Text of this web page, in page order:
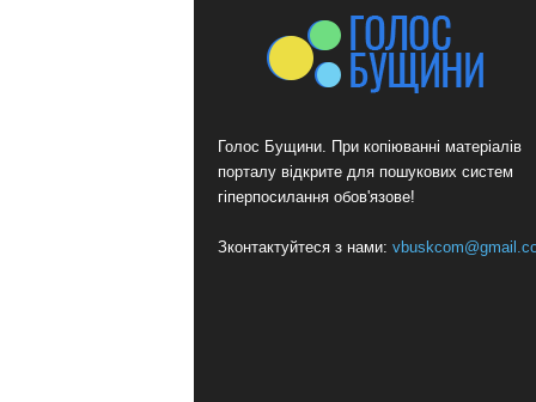
Голос Бущини. При копіюванні матеріалів
порталу відкрите для пошукових систем
гіперпосилання обов'язове!
Зконтактуйтеся з нами: